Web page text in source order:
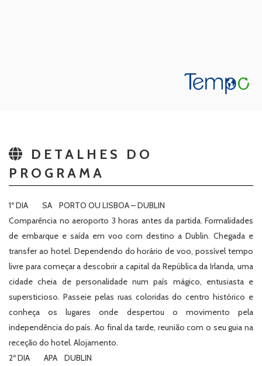
DETALHES DO
PROGRAMA
1º DIA SA PORTO OU LISBOA – DUBLIN
Comparência no aeroporto 3 horas antes da partida. Formalidades
de embarque e saída em voo com destino a Dublin. Chegada e
transfer ao hotel. Dependendo do horário de voo, possível tempo
livre para começar a descobrir a capital da República da Irlanda, uma
cidade cheia de personalidade num país mágico, entusiasta e
supersticioso. Passeie pelas ruas coloridas do centro histórico e
conheça os lugares onde despertou o movimento pela
independência do país. Ao final da tarde, reunião com o seu guia na
receção do hotel. Alojamento.
2º DIA APA DUBLIN